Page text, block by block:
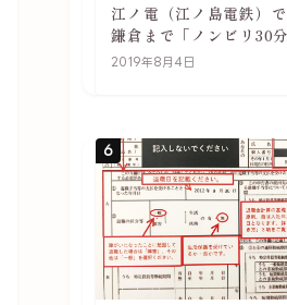
江ノ電（江ノ島電鉄）
鎌倉まで「ノンビリ30
や駅の様子
2019年8月4日
6